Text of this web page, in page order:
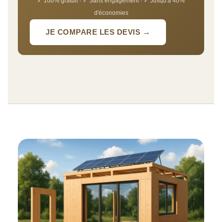
d'économies
JE COMPARE LES DEVIS →